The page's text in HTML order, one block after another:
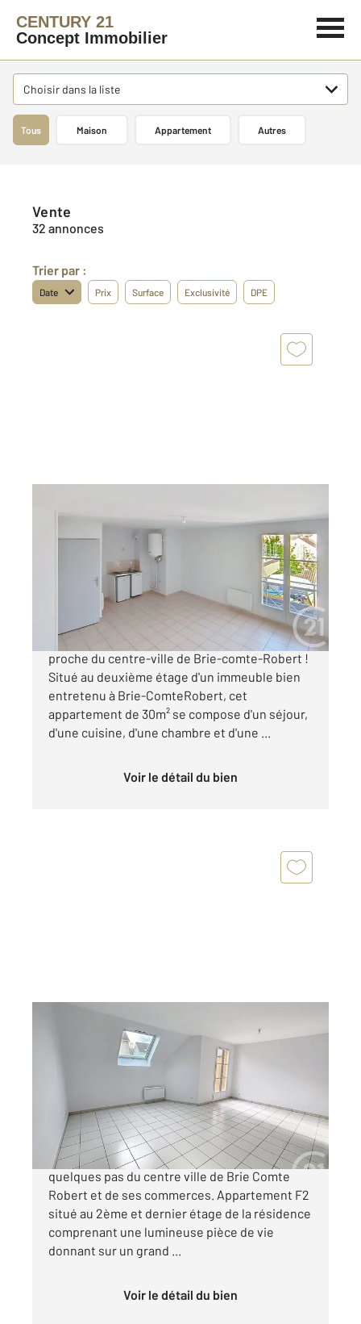
CENTURY 21
Concept Immobilier
Choisir dans la liste
Tous Maison Appartement Autres
Vente
32 annonces
Trier par :
Date Prix Surface Exclusivité DPE
, 1 pièce
Ref : 24771
Appartement F1 à vendre
116 000 €
Belle opportunité à saisir : Studio fonctionnel
proche du centre-ville de Brie-comte-Robert !
Situé au deuxième étage d'un immeuble bien
entretenu à Brie-ComteRobert, cet
appartement de 30m² se compose d'un séjour,
d'une cuisine, d'une chambre et d'une ...
Voir le détail du bien
BRIE COMTE ROBERT 77
, 2 pièces
Appartement F2 à vendre
159 000 €
Dans une résidence récente, située à
quelques pas du centre ville de Brie Comte
Robert et de ses commerces. Appartement F2
situé au 2ème et dernier étage de la résidence
comprenant une lumineuse pièce de vie
donnant sur un grand ...
Voir le détail du bien